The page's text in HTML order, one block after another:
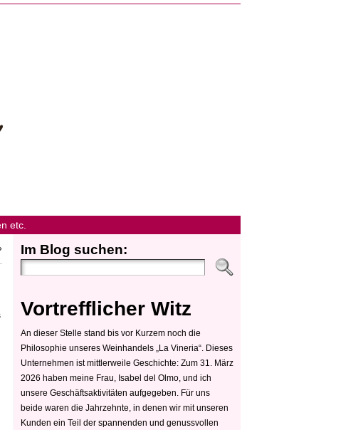
etc.
Im Blog suchen:
Vortrefflicher Witz
An dieser Stelle stand bis vor Kurzem noch die
Philosophie unseres Weinhandels „La Vineria“. Dieses
Unternehmen ist mittlerweile Geschichte: Zum 31. März
2026 haben meine Frau, Isabel del Olmo, und ich
unsere Geschäftsaktivitäten aufgegeben. Für uns
beide waren die Jahrzehnte, in denen wir mit unseren
Kunden ein Teil der spannenden und genussvollen